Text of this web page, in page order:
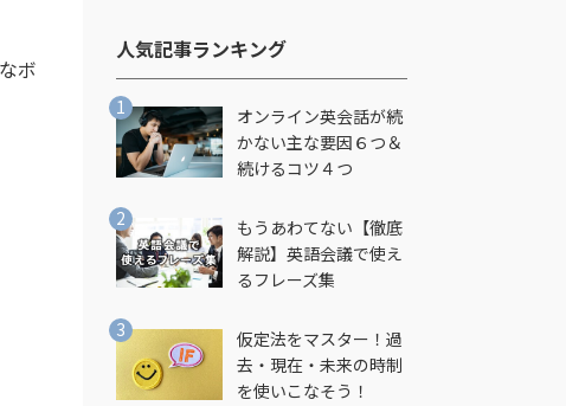
ボ
人気記事ランキング​
オンライン英会話が続
かない主な要因６つ＆
続けるコツ４つ
もうあわてない【徹底
解説】英語会議で使え
るフレーズ集
仮定法をマスター！過
去・現在・未来の時制
を使いこなそう！